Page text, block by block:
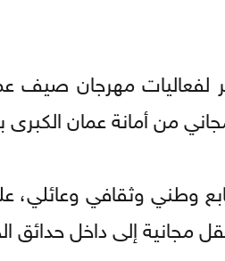
لفعاليات مهرجان صيف
وطني وثقافي
مجانية إلى داخل حدائق